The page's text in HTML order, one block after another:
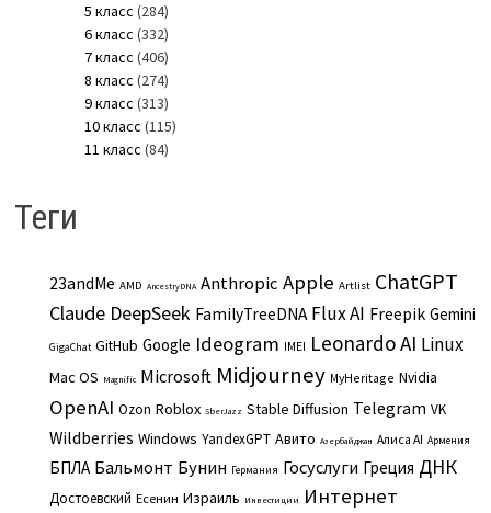
5 класс (284)
6 класс (332)
7 класс (406)
8 класс (274)
9 класс (313)
10 класс (115)
11 класс (84)
Теги
23andMe AMD AncestryDNA Anthropic Apple Artlist ChatGPT
Claude DeepSeek FamilyTreeDNA Flux AI Freepik Gemini
GigaChat GitHub Google Ideogram IMEI Leonardo AI Linux
Mac OS Magnific Microsoft Midjourney MyHeritage Nvidia
OpenAI Ozon Roblox SberJazz Stable Diffusion Telegram VK
Wildberries Windows YandexGPT Авито Азербайджан Алиса AI Армения
БПЛА Бальмонт Бунин Германия Госуслуги Греция ДНК
Достоевский Есенин Израиль Инвестиции Интернет